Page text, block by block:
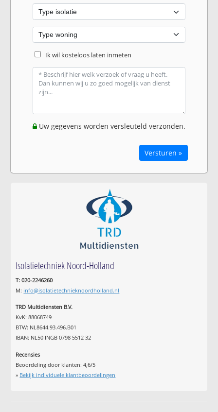
Ik wil kosteloos laten inmeten
Uw gegevens worden versleuteld verzonden.
Versturen »
Isolatietechniek Noord-Holland
T: 020-2246260
M: info@isolatietechnieknoordholland.nl
TRD Multidiensten B.V.
KvK: 88068749
BTW: NL8644.93.496.B01
IBAN: NL50 INGB 0798 5512 32
Recensies
Beoordeling door klanten:4,6/5
» Bekijk individuele klantbeoordelingen